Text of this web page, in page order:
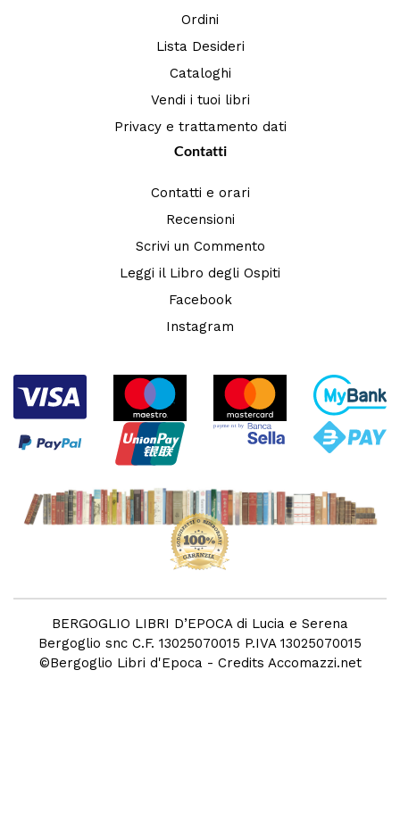
Ordini
Lista Desideri
Cataloghi
Vendi i tuoi libri
Privacy e trattamento dati
Contatti
Contatti e orari
Recensioni
Scrivi un Commento
Leggi il Libro degli Ospiti
Facebook
Instagram
BERGOGLIO LIBRI D’EPOCA di Lucia e Serena
Bergoglio snc C.F. 13025070015 P.IVA 13025070015
©Bergoglio Libri d'Epoca - Credits Accomazzi.net